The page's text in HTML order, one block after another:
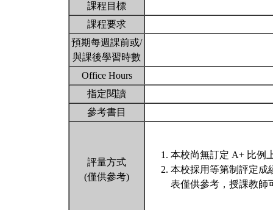
課程目標
課程要求
預期每週課前或/
與課後學習時數
Office Hours
指定閱讀
參考書目
評量方式
(僅供參考)
本校尚無訂定 A+ 比例
本校採用等第制評定成
表僅供參考，授課教師